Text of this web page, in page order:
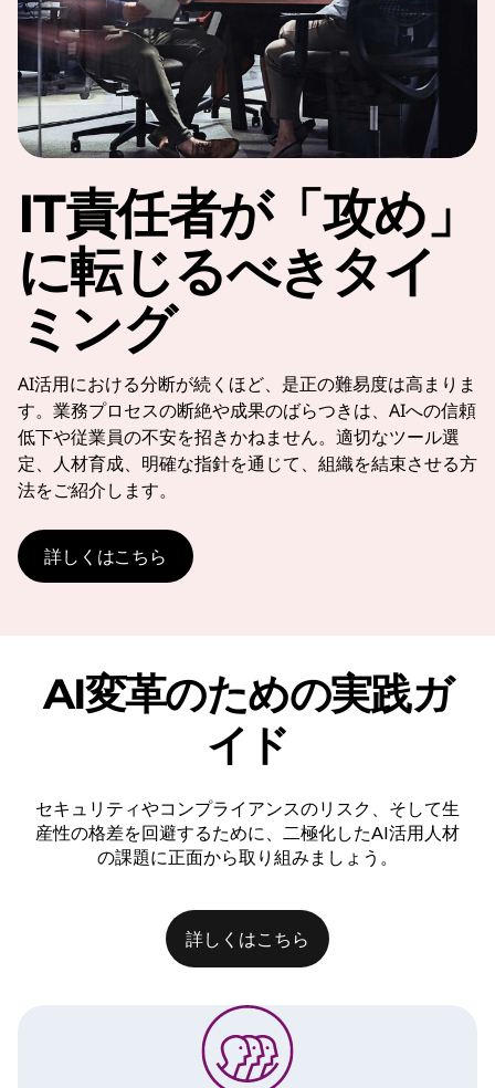
IT責任者が「攻め」
に転じるべきタイ
ミング
AI活用における分断が続くほど、是正の難易度は高まりま
す。業務プロセスの断絶や成果のばらつきは、AIへの信頼
低下や従業員の不安を招きかねません。適切なツール選
定、人材育成、明確な指針を通じて、組織を結束させる方
法をご紹介します。
詳しくはこちら
AI変革のための実践ガ
イド
セキュリティやコンプライアンスのリスク、そして生
産性の格差を回避するために、二極化したAI活用人材
の課題に正面から取り組みましょう。
詳しくはこちら